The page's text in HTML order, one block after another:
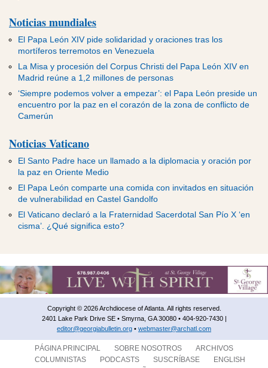
Noticias mundiales
El Papa León XIV pide solidaridad y oraciones tras los
mortíferos terremotos en Venezuela
La Misa y procesión del Corpus Christi del Papa León XIV en
Madrid reúne a 1,2 millones de personas
‘Siempre podemos volver a empezar’: el Papa León preside un
encuentro por la paz en el corazón de la zona de conflicto de
Camerún
Noticias Vaticano
El Santo Padre hace un llamado a la diplomacia y oración por
la paz en Oriente Medio
El Papa León comparte una comida con invitados en situación
de vulnerabilidad en Castel Gandolfo
El Vaticano declaró a la Fraternidad Sacerdotal San Pío X ‘en
cisma’. ¿Qué significa esto?
Copyright © 2026 Archdiocese of Atlanta. All rights reserved.
2401 Lake Park Drive SE • Smyrna, GA 30080 • 404-920-7430 |
editor@georgiabulletin.org • webmaster@archatl.com
PÁGINA PRINCIPAL SOBRE NOSOTROS
ARCHIVOS
COLUMNISTAS
PODCASTS SUSCRÍBASE
ENGLISH